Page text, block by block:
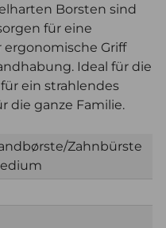
Borsten sind
für eine
Griff
Ideal für die
ein strahlendes
die ganze Familie.
Zahnbürste